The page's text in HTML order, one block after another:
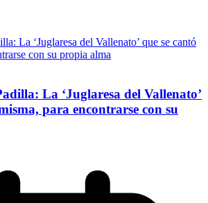
La ‘Juglaresa del Vallenato’
para encontrarse con su